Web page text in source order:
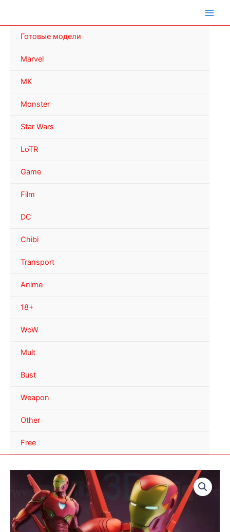
Готовые модели
Marvel
MK
Monster
Star Wars
LoTR
Game
Film
DC
Chibi
Transport
Anime
18+
WoW
Mult
Bust
Weapon
Other
Free